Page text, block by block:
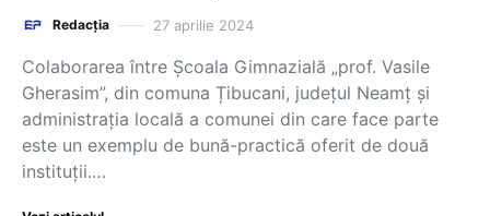
Redacția 27 aprilie 2024
Colaborarea între Școala Gimnazială „prof. Vasile
Gherasim”, din comuna Țibucani, județul Neamț și
administrația locală a comunei din care face parte
este un exemplu de bună-practică oferit de două
instituții.…